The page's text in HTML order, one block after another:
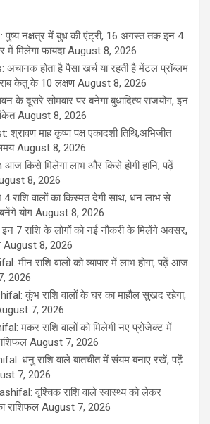
नक्षत्र में बुध की एंट्री, 16 अगस्त तक इन 4
में मिलेगा फायदा August 8, 2026
होता है पैसा खर्च या रहती है मेंटल प्रॉब्लम
केतु के 10 लक्षण August 8, 2026
के दूसरे सोमवार पर बनेगा बुधादित्य राजयोग, इन
August 8, 2026
माह कृष्ण पक्ष एकादशी तिथि,अभिजीत
August 8, 2026
किसे मिलेगा लाभ और किसे होगी हानि, पढ़ें
8, 2026
राशि वालों का किस्मत देगी साथ, धन लाभ से
योग August 8, 2026
7 राशि के लोगों को नई नौकरी के मिलेंगे अवसर,
August 8, 2026
मीन राशि वालों को व्यापार में लाभ होगा, पढ़ें आज
2026
कुंभ राशि वालों के घर का माहौल सुखद रहेगा,
7, 2026
मकर राशि वालों को मिलेगी नए प्रोजेक्ट में
August 7, 2026
धनु राशि वाले बातचीत में संयम बनाए रखें, पढ़ें
7, 2026
वृश्चिक राशि वाले स्वास्थ्य को लेकर
राशिफल August 7, 2026